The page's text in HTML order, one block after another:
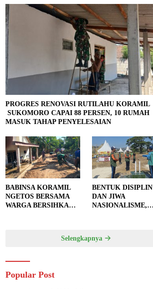
PROGRES RENOVASI RUTILAHU KORAMIL
SUKOMORO CAPAI 88 PERSEN, 10 RUMAH
MASUK TAHAP PENYELESAIAN
BABINSA KORAMIL
NGETOS BERSAMA
WARGA BERSIHKAN
BENTUK DISIPLIN
DAN JIWA
NASIONALISME,
Selengkapnya
Popular Post